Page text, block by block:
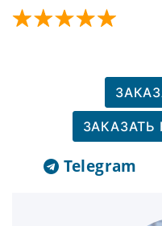
Telegram